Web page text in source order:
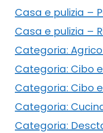
Casa e pulizia –
Casa e pulizia –
Categoria:
Categoria: Cibo
Categoria: Cibo
Categoria:
Categoria: